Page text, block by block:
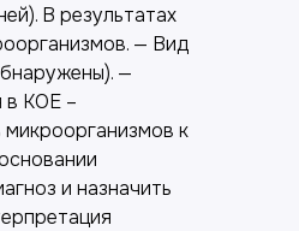
В результатах
— Вид
—
в КОЕ –
к
и назначить